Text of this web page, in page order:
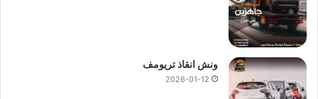
ونش انقاذ تريومف
2026-01-12